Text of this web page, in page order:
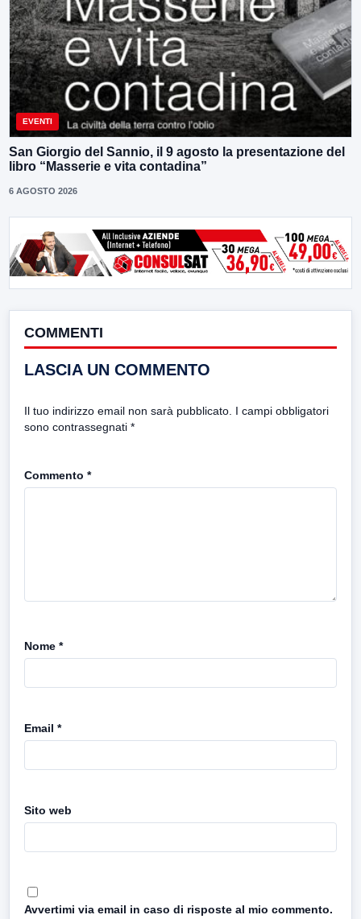
EVENTI
San Giorgio del Sannio, il 9 agosto la presentazione del
libro “Masserie e vita contadina”
6 AGOSTO 2026
COMMENTI
LASCIA UN COMMENTO
Il tuo indirizzo email non sarà pubblicato. I campi obbligatori
sono contrassegnati *
Commento *
Nome *
Email *
Sito web
Avvertimi via email in caso di risposte al mio commento.